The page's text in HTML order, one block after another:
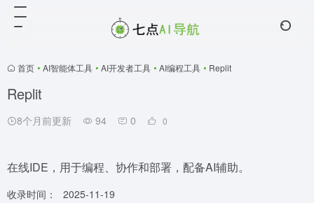
首页 • AI智能体工具 • AI开发者工具 • AI编程工具 • Replit
Replit
8个月前更新 94 0 0
在线IDE，用于编程、协作和部署，配备AI辅助。
收录时间： 2025-11-19